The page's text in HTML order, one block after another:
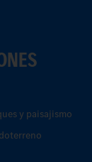
y paisajismo